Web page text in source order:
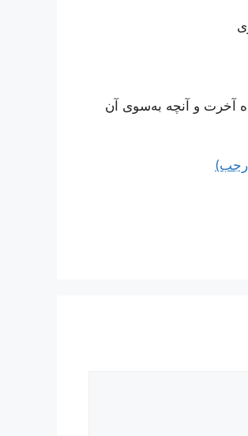
آخرت و آنچه به‌سوی آن
رجب)